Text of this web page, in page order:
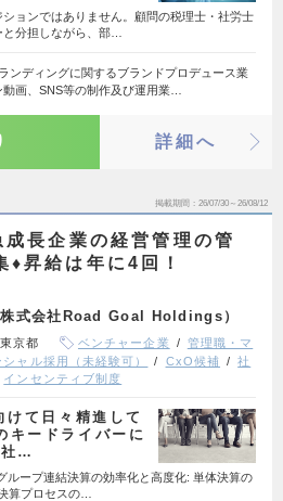
ョンではありません。顧問の税理士・社労士
分担しながら、部…
ンディングに関するブランドプロデュース業
画、SNS等の制作及び運用業…
詳細へ
掲載期間 26/07/30～26/08/12
成長企業の経営管理の管
♦昇給は年に4回！
式会社Road Goal Holdings）
東京都 ベンチャー企業
管理職・マ
シャル採用（未経験可） CxO候補
社
インセンティブ制度
て日々精進して
キードライバーに
社…
ループ連結決算の効率化と高度化: 単体決算の
算プロセスの…